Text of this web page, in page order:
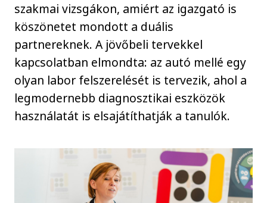
szakmai vizsgákon, amiért az igazgató is
köszönetet mondott a duális
partnereknek. A jövőbeli tervekkel
kapcsolatban elmondta: az autó mellé egy
olyan labor felszerelését is tervezik, ahol a
legmodernebb diagnosztikai eszközök
használatát is elsajátíthatják a tanulók.